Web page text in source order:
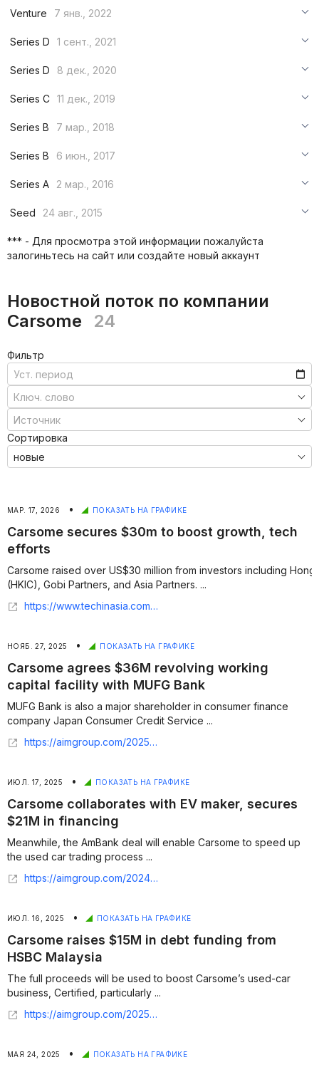
***
Venture
7 янв., 2022
***
Series D
1 сент., 2021
***
Series D
8 дек., 2020
***
Series C 11 дек., 2019
***
Series B
7 мар., 2018
***
Series B
6 июн., 2017
***
Series A
2 мар., 2016
***
Seed
24 авг., 2015
*** - Для просмотра этой информации пожалуйста
залогиньтесь на сайт или создайте новый аккаунт
Новостной поток по компании
Carsome
24
Фильтр
Сортировка
МАР. 17, 2026 • ПОКАЗАТЬ НА ГРАФИКЕ
Carsome secures $30m to boost growth, tech
efforts
Carsome raised over US$30 million from investors including
(HKIC), Gobi Partners, and Asia Partners. ...
https://www.techinasia.com/news/carsome-secures-30m-to-boost-growth-tech-efforts
НОЯБ. 27, 2025 • ПОКАЗАТЬ НА ГРАФИКЕ
Carsome agrees $36M revolving working
capital facility with MUFG Bank
MUFG Bank is also a major shareholder in consumer finance
company Japan Consumer Credit Service ...
https://aimgroup.com/2025/11/27/carsome-agrees-36m-revolving-working-capital-facility-with-mufg-bank/
ИЮЛ. 17, 2025 • ПОКАЗАТЬ НА ГРАФИКЕ
Carsome collaborates with EV maker, secures
$21M in financing
Meanwhile, the AmBank deal will enable Carsome to speed up
the used car trading process ...
https://aimgroup.com/2024/07/17/carsome-collaborates-with-ev-maker-secures-21m-in-financing/
ИЮЛ. 16, 2025 • ПОКАЗАТЬ НА ГРАФИКЕ
Carsome raises $15M in debt funding from
HSBC Malaysia
The full proceeds will be used to boost Carsome’s used-car
business, Certified, particularly ...
https://aimgroup.com/2025/07/16/carsome-raises-15m-in-debt-funding-from-hsbc-malaysia/
МАЯ 24, 2025 • ПОКАЗАТЬ НА ГРАФИКЕ